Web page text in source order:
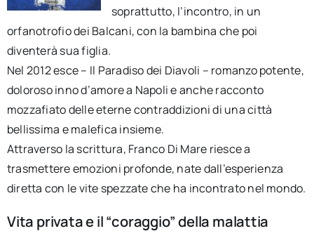
soprattutto, l’incontro, in un
orfanotrofio dei Balcani, con la bambina che poi
diventerà sua figlia.
Nel 2012 esce – Il Paradiso dei Diavoli – romanzo potente,
doloroso inno d’amore a Napoli e anche racconto
mozzafiato delle eterne contraddizioni di una città
bellissima e malefica insieme.
Attraverso la scrittura, Franco Di Mare riesce a
trasmettere emozioni profonde, nate dall’esperienza
diretta con le vite spezzate che ha incontrato nel mondo.
Vita privata e il “coraggio” della malattia